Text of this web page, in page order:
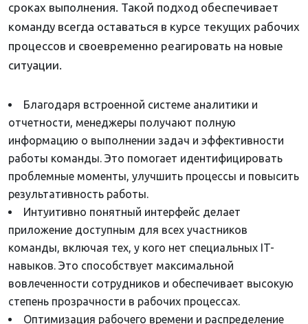
сроках выполнения. Такой подход обеспечивает
команду всегда оставаться в курсе текущих рабочих
процессов и своевременно реагировать на новые
ситуации.
Благодаря встроенной системе аналитики и
отчетности, менеджеры получают полную
информацию о выполнении задач и эффективности
работы команды. Это помогает идентифицировать
проблемные моменты, улучшить процессы и повысить
результативность работы.
Интуитивно понятный интерфейс делает
приложение доступным для всех участников
команды, включая тех, у кого нет специальных IT-
навыков. Это способствует максимальной
вовлеченности сотрудников и обеспечивает высокую
степень прозрачности в рабочих процессах.
Оптимизация рабочего времени и распределение